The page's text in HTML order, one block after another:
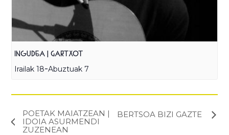
INGUDEA | GARTXOT
Irailak 18-Abuztuak 7
POETAK MAIATZEAN |
IDOIA ASURMENDI
ZUZENEAN
BERTSOA BIZI GAZTE